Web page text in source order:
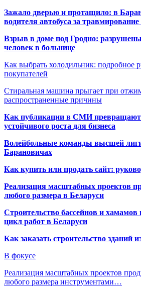
Зажало дверью и протащило: в
водителя автобуса за
Взрыв в доме под Гродно:
человек в больнице
Как выбрать холодильник: подробное
покупателей
Стиральная машина прыгает при
распространенные причины
Как публикации в СМИ
устойчивого роста для бизнеса
Волейбольные команды высшей
Барановичах
Как купить или продать сайт:
Реализация масштабных проектов
любого размера в Беларуси
Строительство бассейнов и
цикл работ в Беларуси
Как заказать строительство зданий
В фокусе
Реализация масштабных проектов
любого размера инструментами…